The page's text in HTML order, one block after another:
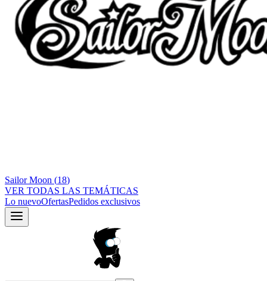
Sailor Moon (18)
VER TODAS LAS TEMÁTICAS
Lo nuevoOfertasPedidos exclusivos